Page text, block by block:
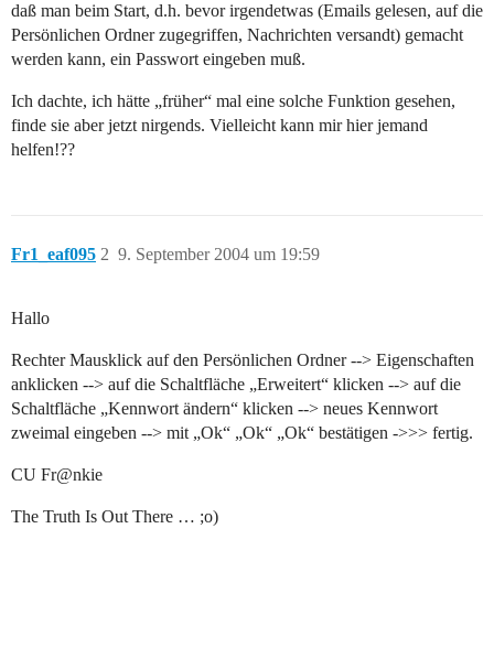
daß man beim Start, d.h. bevor irgendetwas (Emails gelesen, auf die
Persönlichen Ordner zugegriffen, Nachrichten versandt) gemacht
werden kann, ein Passwort eingeben muß.
Ich dachte, ich hätte „früher“ mal eine solche Funktion gesehen,
finde sie aber jetzt nirgends. Vielleicht kann mir hier jemand
helfen!??
Fr1_eaf095 9. September 2004 um 19:59
2
Hallo
Rechter Mausklick auf den Persönlichen Ordner --> Eigenschaften
anklicken --> auf die Schaltfläche „Erweitert“ klicken --> auf die
Schaltfläche „Kennwort ändern“ klicken --> neues Kennwort
zweimal eingeben --> mit „Ok“ „Ok“ „Ok“ bestätigen ->>> fertig.
CU Fr@nkie
The Truth Is Out There … ;o)